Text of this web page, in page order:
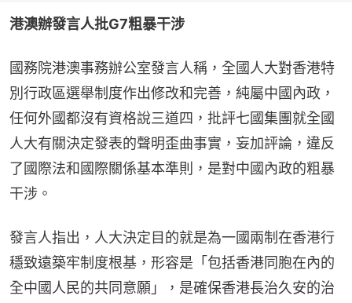
港澳辦發言人批G7粗暴干涉
國務院港澳事務辦公室發言人稱，全國人大對香港特
別行政區選舉制度作出修改和完善，純屬中國內政，
任何外國都沒有資格說三道四，批評七國集團就全國
人大有關決定發表的聲明歪曲事實，妄加評論，違反
了國際法和國際關係基本準則，是對中國內政的粗暴
干涉。
發言人指出，人大決定目的就是為一國兩制在香港行
穩致遠築牢制度根基，形容是「包括香港同胞在內的
全中國人民的共同意願」，是確保香港長治久安的治